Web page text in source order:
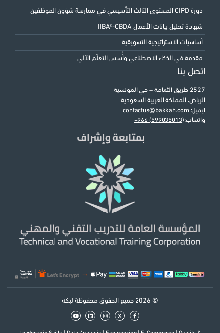
دورة CIPD المستوى الثالث التأسيسي في ممارسة شؤون الموظفين
شهادة تحليل بيانات الأعمال IIBA®-CBDA
أساسيات الاستراتيجية التسويقية
مقدمة في الذكاء الاصطناعي وأُسس التعلّم الآلي
اتصل بنا
2527 طريق الثمامة – حي المونسية
الرياض، المملكة العربية السعودية
ايميل: contactus@bakkah.com
واتساب:+966 (599035013)
© 2026 جميع الحقوق محفوظة لبكه
x